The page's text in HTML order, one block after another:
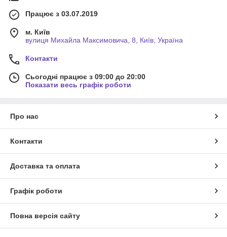
Працює з 03.07.2019
м. Київ
вулиця Михайла Максимовича, 8, Київ, Україна
Контакти
Сьогодні працює з 09:00 до 20:00
Показати весь графік роботи
Про нас
Контакти
Доставка та оплата
Графік роботи
Повна версія сайту